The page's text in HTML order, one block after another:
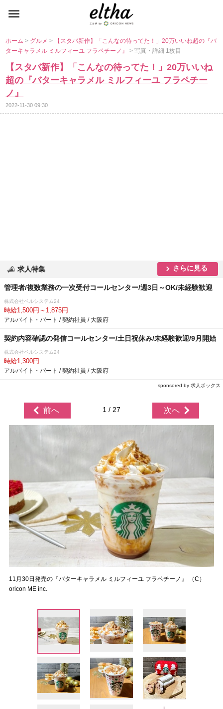
ホーム> グルメ>
【スタバ新作】「こんなの待ってた！」20万いいね超の『バ
ターキャラメル ミルフィーユ フラペチーノ』> 写真・詳細 1枚目
【スタバ新作】「こんなの待ってた！」20万いいね
超の『バターキャラメル ミルフィーユ フラペチー
ノ』
2022-11-30 09:30
求人特集 さらに見る
管理者/複数業務の一次受付コールセンター/週3日～OK/未経験歓迎
株式会社ベルシステム24
時給1,500円～1,875円
アルバイト・パート / 契約社員 / 大阪府
契約内容確認の発信コールセンター/土日祝休み/未経験歓迎/9月開始
株式会社ベルシステム24
時給1,300円
アルバイト・パート / 契約社員 / 大阪府
sponsored by 求人ボックス
前へ 1 / 27 次へ
11月30日発売の『バターキャラメル ミルフィーユ フラペチーノ』 （C）
oricon ME inc.